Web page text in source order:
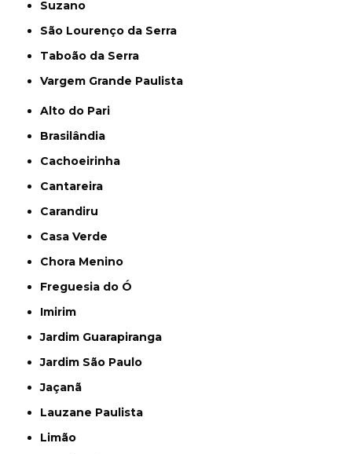
Suzano
São Lourenço da Serra
Taboão da Serra
Vargem Grande Paulista
Alto do Pari
Brasilândia
Cachoeirinha
Cantareira
Carandiru
Casa Verde
Chora Menino
Freguesia do Ó
Imirim
Jardim Guarapiranga
Jardim São Paulo
Jaçanã
Lauzane Paulista
Limão